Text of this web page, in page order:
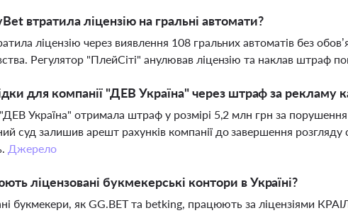
втратила ліцензію на гральні автомати?
ліцензію через виявлення 108 гральних автоматів без
Регулятор "ПлейСіті" анулював ліцензію та наклав штраф
для компанії "ДЕВ Україна" через штраф за рекламу
Україна" отримала штраф у розмірі 5,2 млн грн за
суд залишив арешт рахунків компанії до завершення
Джерело
ліцензовані букмекерські контори в Україні?
букмекери, як GG.BET та betking, працюють за ліцензіями